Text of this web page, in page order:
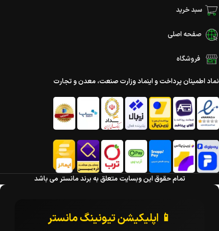
سبد خرید
صفحه اصلی
فروشگاه
نماد اطمینان پرداخت و اینماد وزارت صنعت، معدن و تجارت
تمام حقوق این وبسایت متعلق به برند مانستر می باشد
📱 اپلیکیشن تیونینگ مانستر